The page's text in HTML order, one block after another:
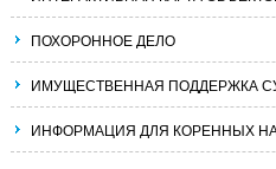
ПОХОРОННОЕ ДЕЛО
ИМУЩЕСТВЕННАЯ ПОДДЕРЖКА
ИНФОРМАЦИЯ ДЛЯ КОРЕННЫХ